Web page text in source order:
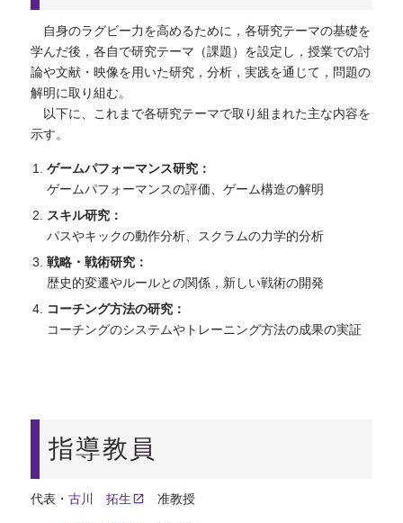
自身のラグビー力を高めるために，各研究テーマの基礎を
学んだ後，各自で研究テーマ（課題）を設定し，授業での討
論や文献・映像を用いた研究，分析，実践を通じて，問題の
解明に取り組む。
以下に、これまで各研究テーマで取り組まれた主な内容を
示す。
ゲームパフォーマンス研究：
ゲームパフォーマンスの評価、ゲーム構造の解明
スキル研究：
パスやキックの動作分析、スクラムの力学的分析
戦略・戦術研究：
歴史的変遷やルールとの関係，新しい戦術の開発
コーチング方法の研究：
コーチングのシステムやトレーニング方法の成果の実証
指導教員
代表・ 古川 拓生 准教授